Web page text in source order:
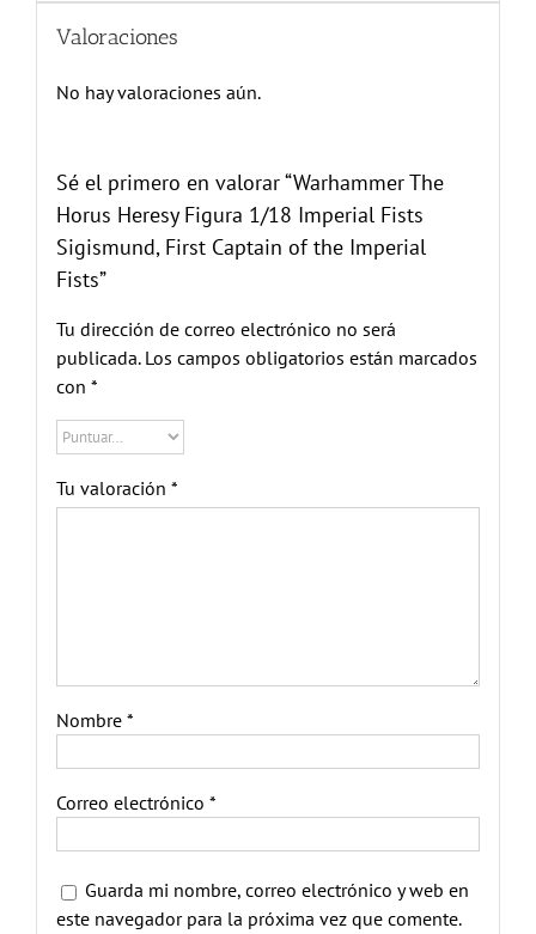
Valoraciones
No hay valoraciones aún.
Sé el primero en valorar “Warhammer The
Horus Heresy Figura 1/18 Imperial Fists
Sigismund, First Captain of the Imperial
Fists”
Tu dirección de correo electrónico no será
publicada. Los campos obligatorios están marcados
con *
Tu valoración *
Nombre *
Correo electrónico *
Guarda mi nombre, correo electrónico y web en
este navegador para la próxima vez que comente.